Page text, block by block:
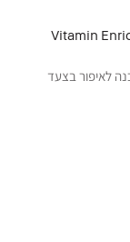
Vitamin
לאיפור בצעד